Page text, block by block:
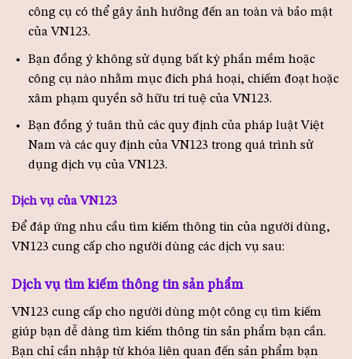
công cụ có thể gây ảnh hưởng đến an toàn và bảo mật
của VN123.
Bạn đồng ý không sử dụng bất kỳ phần mềm hoặc
công cụ nào nhằm mục đích phá hoại, chiếm đoạt hoặc
xâm phạm quyền sở hữu trí tuệ của VN123.
Bạn đồng ý tuân thủ các quy định của pháp luật Việt
Nam và các quy định của VN123 trong quá trình sử
dụng dịch vụ của VN123.
Dịch vụ của VN123
Để đáp ứng nhu cầu tìm kiếm thông tin của người dùng,
VN123 cung cấp cho người dùng các dịch vụ sau:
Dịch vụ tìm kiếm thông tin sản phẩm
VN123 cung cấp cho người dùng một công cụ tìm kiếm
giúp bạn dễ dàng tìm kiếm thông tin sản phẩm bạn cần.
Bạn chỉ cần nhập từ khóa liên quan đến sản phẩm bạn